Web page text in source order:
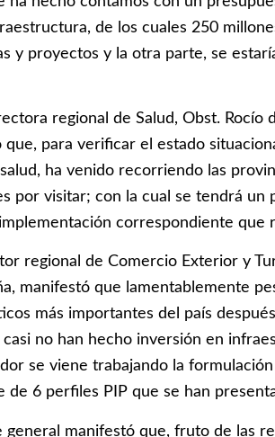
de los cuales 250
y proyectos y la otra parte, se
regional de Salud, Obst. Rocío
que, para verificar el estado
ha venido recorriendo las
por visitar; con la cual se tendrá un
correspondiente que
regional de Comercio Exterior y
manifestó que lamentablemente
más importantes del país
no han hecho inversión en
se viene trabajando la
de 6 perfiles PIP que se han
general manifestó que, fruto de las